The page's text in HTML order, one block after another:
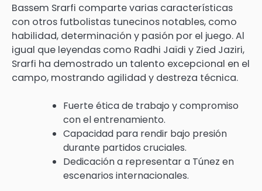
Bassem Srarfi comparte varias características
con otros futbolistas tunecinos notables, como
habilidad, determinación y pasión por el juego. Al
igual que leyendas como Radhi Jaïdi y Zied Jaziri,
Srarfi ha demostrado un talento excepcional en el
campo, mostrando agilidad y destreza técnica.
Fuerte ética de trabajo y compromiso
con el entrenamiento.
Capacidad para rendir bajo presión
durante partidos cruciales.
Dedicación a representar a Túnez en
escenarios internacionales.